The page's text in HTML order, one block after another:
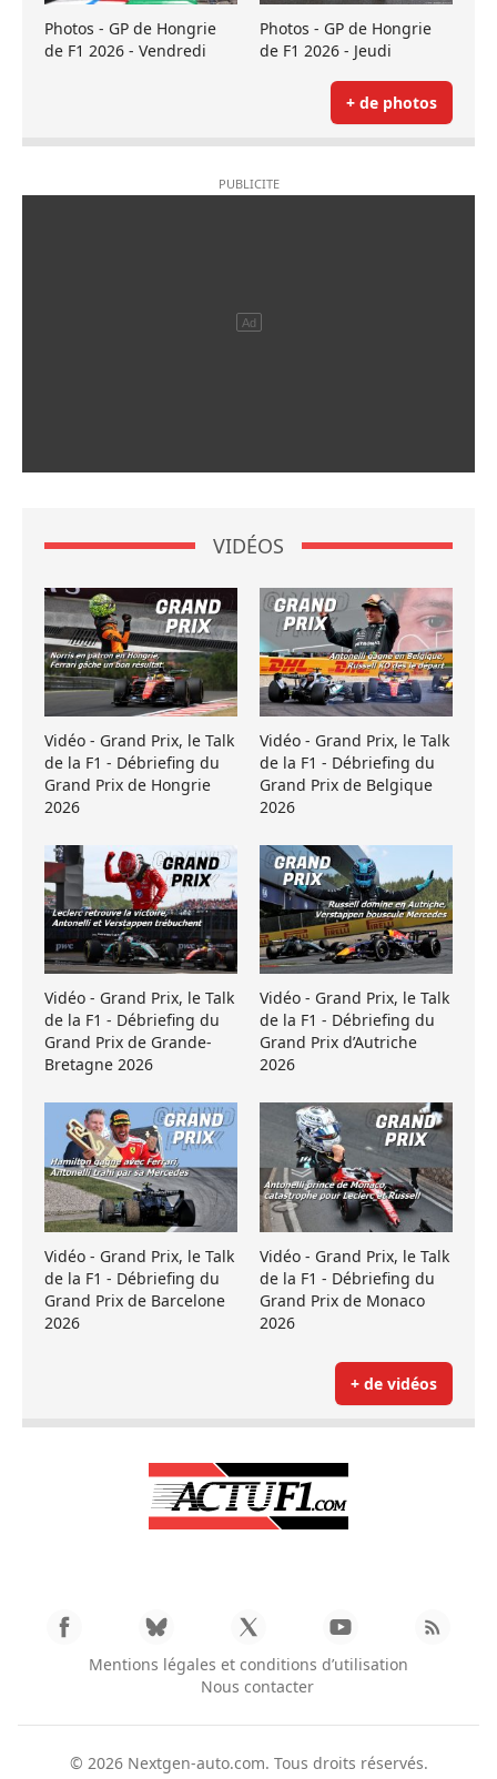
Photos - GP de Hongrie
de F1 2026 - Vendredi
Photos - GP de Hongrie
de F1 2026 - Jeudi
+ de photos
VIDÉOS
Vidéo - Grand Prix, le Talk
de la F1 - Débriefing du
Grand Prix de Hongrie
2026
Vidéo - Grand Prix, le Talk
de la F1 - Débriefing du
Grand Prix de Belgique
2026
Vidéo - Grand Prix, le Talk
de la F1 - Débriefing du
Grand Prix de Grande-
Bretagne 2026
Vidéo - Grand Prix, le Talk
de la F1 - Débriefing du
Grand Prix d’Autriche
2026
Vidéo - Grand Prix, le Talk
de la F1 - Débriefing du
Grand Prix de Barcelone
2026
Vidéo - Grand Prix, le Talk
de la F1 - Débriefing du
Grand Prix de Monaco
2026
+ de vidéos
Mentions légales et conditions d’utilisation
Nous contacter
© 2026 Nextgen-auto.com. Tous droits réservés.